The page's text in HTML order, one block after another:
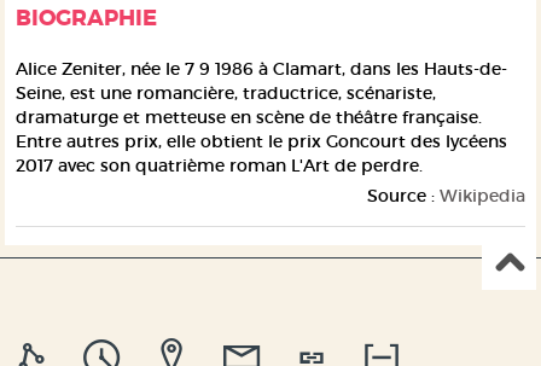
BIOGRAPHIE
Alice Zeniter, née le 7 9 1986 à Clamart, dans les Hauts-de-
Seine, est une romancière, traductrice, scénariste,
dramaturge et metteuse en scène de théâtre française.
Entre autres prix, elle obtient le prix Goncourt des lycéens
2017 avec son quatrième roman L'Art de perdre.
Source : Wikipedia